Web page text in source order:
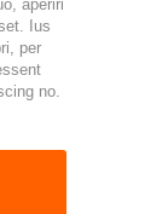
aperiri
Ius
per
no.